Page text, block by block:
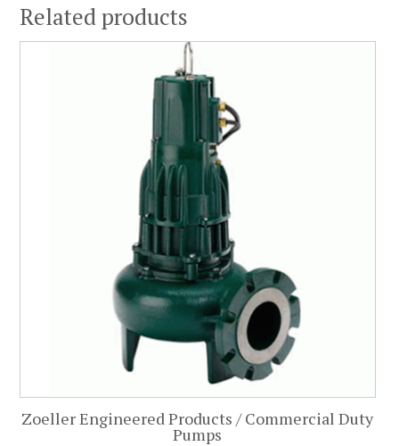
Related products
Zoeller Engineered Products / Commercial Duty
Pumps